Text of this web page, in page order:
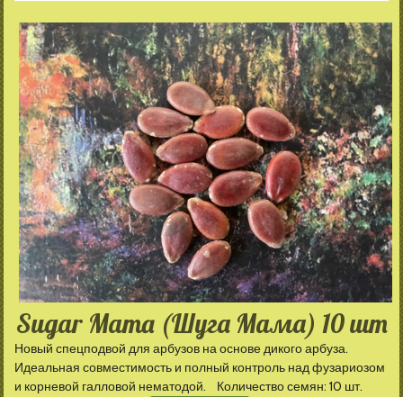
Sugar Mama (Шуга Мама) 10 шт
Новый спецподвой для арбузов на основе дикого арбуза.
Идеальная совместимость и полный контроль над фузариозом
и корневой галловой нематодой. Количество семян: 10 шт.